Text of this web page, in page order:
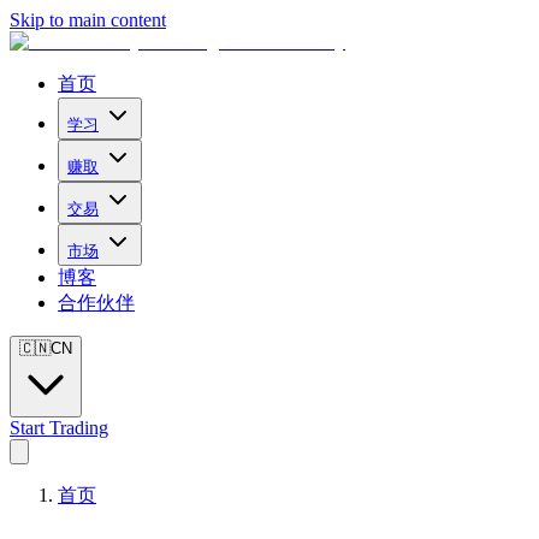
Skip to main content
首页
学习
赚取
交易
市场
博客
合作伙伴
🇨🇳CN
Start Trading
首页